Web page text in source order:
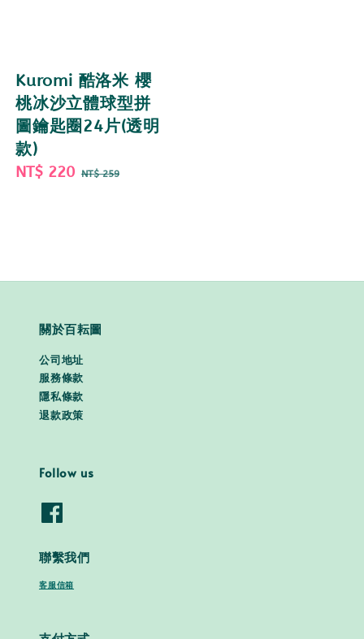
Kuromi 酷洛米 櫻
桃冰沙立體球型拼
圖鑰匙圈24片(透明
款)
Sale
NT$ 220 Regular
NT$ 259
關於百耘圖
公司地址
服務條款
隱私條款
退款政策
Follow us
聯繫我們
客服信箱